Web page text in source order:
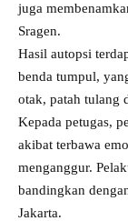
juga
Sragen.
Hasil autopsi
benda tumpul,
otak, patah tulang
Kepada petugas,
akibat terbawa
menganggur.
bandingkan
Jakarta.